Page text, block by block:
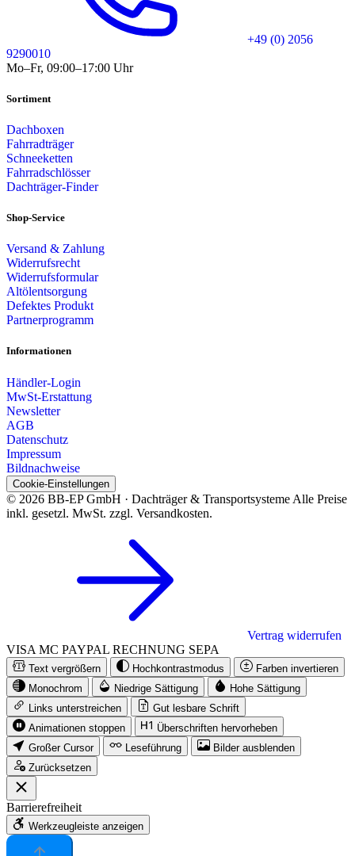
+49 (0) 2056
9290010
Mo–Fr, 09:00–17:00 Uhr
Sortiment
Dachboxen
Fahrradträger
Schneeketten
Fahrradschlösser
Dachträger-Finder
Shop-Service
Versand & Zahlung
Widerrufsrecht
Widerrufsformular
Altölentsorgung
Defektes Produkt
Partnerprogramm
Informationen
Händler-Login
MwSt-Erstattung
Newsletter
AGB
Datenschutz
Impressum
Bildnachweise
Cookie-Einstellungen
© 2026 BB-EP GmbH · Dachträger & Transportsysteme Alle Preise
inkl. gesetzl. MwSt. zzgl. Versandkosten.
Vertrag widerrufen
VISA MC PAYPAL RECHNUNG SEPA
Text vergrößern Hochkontrastmodus
Farben invertieren
Monochrom
Niedrige Sättigung
Hohe Sättigung
Links unterstreichen
Gut lesbare Schrift
Animationen stoppen
Überschriften hervorheben
Großer Cursor
Leseführung
Bilder ausblenden
Zurücksetzen
Barrierefreiheit
Werkzeugleiste anzeigen